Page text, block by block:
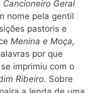
Cancioneiro Geral
nome pela gentil
pastoris e
Menina e Moça,
por que
imprimiu com o
Ribeiro. Sobre